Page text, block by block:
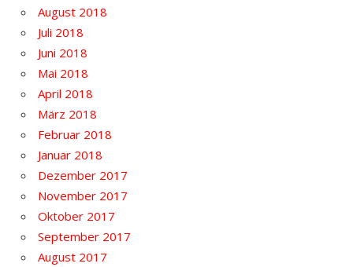
August 2018
Juli 2018
Juni 2018
Mai 2018
April 2018
März 2018
Februar 2018
Januar 2018
Dezember 2017
November 2017
Oktober 2017
September 2017
August 2017